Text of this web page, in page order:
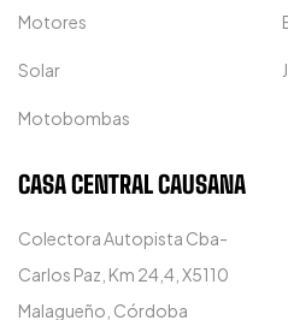
Motores
Solar
Motobombas
CASA CENTRAL CAUSANA
Colectora Autopista Cba-
Carlos Paz, Km 24,4, X5110
Malagueño, Córdoba